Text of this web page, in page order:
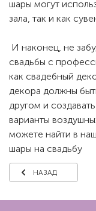
шары могут
зала, так и как
И наконец, не
свадьбы с
как свадебный
декора должны
другом и
варианты
можете найти в
шары на свадьбу
НАЗАД